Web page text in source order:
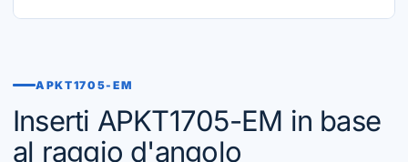
APKT1705-EM
Inserti APKT1705-EM in base
al raggio d'angolo